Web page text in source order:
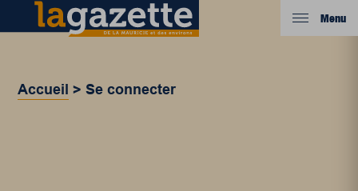
Menu
Accueil >Se connecter